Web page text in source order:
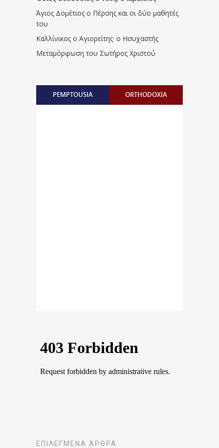
Άγιος Δομέτιος ο Πέρσης και οι δύο μαθητές
του
Καλλίνικος ο Αγιορείτης · ο Ησυχαστής
Μεταμόρφωση του Σωτήρος Χριστού
PEMPTOUSIA ORTHODOXIA
ΕΠΙΛΕΓΜΈΝΑ ΆΡΘΡΑ